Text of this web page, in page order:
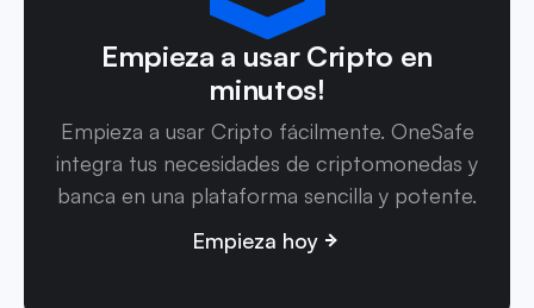
Empieza a usar Cripto en
minutos!
Empieza a usar Cripto fácilmente. OneSafe
integra tus necesidades de criptomonedas y
banca en una plataforma sencilla y potente.
Empieza hoy